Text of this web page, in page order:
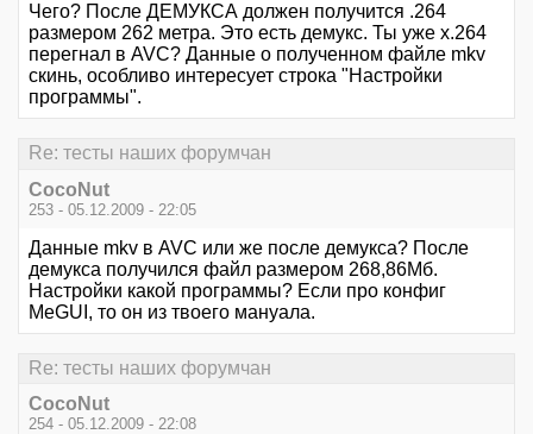
Чего? После ДЕМУКСА должен получится .264
размером 262 метра. Это есть демукс. Ты уже x.264
перегнал в AVC? Данные о полученном файле mkv
скинь, особливо интересует строка "Настройки
программы".
Re: тесты наших форумчан
CocoNut
253 - 05.12.2009 - 22:05
Данные mkv в AVC или же после демукса? После
демукса получился файл размером 268,86Мб.
Настройки какой программы? Если про конфиг
MeGUI, то он из твоего мануала.
Re: тесты наших форумчан
CocoNut
254 - 05.12.2009 - 22:08